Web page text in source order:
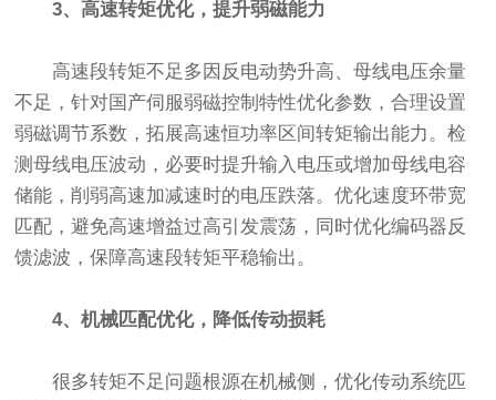
3、高速转矩优化，提升弱磁能力
高速段转矩不足多因反电动势升高、母线电压余量
不足，针对国产伺服弱磁控制特性优化参数，合理设置
弱磁调节系数，拓展高速恒功率区间转矩输出能力。检
测母线电压波动，必要时提升输入电压或增加母线电容
储能，削弱高速加减速时的电压跌落。优化速度环带宽
匹配，避免高速增益过高引发震荡，同时优化编码器反
馈滤波，保障高速段转矩平稳输出。
4、机械匹配优化，降低传动损耗
很多转矩不足问题根源在机械侧，优化传动系统匹